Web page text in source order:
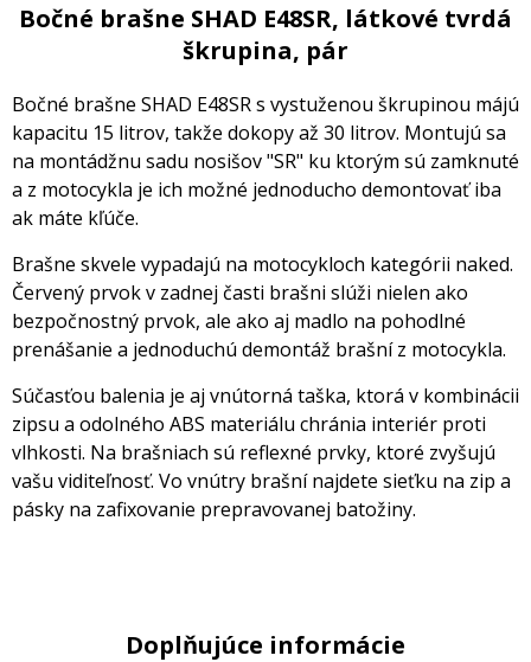
Bočné brašne SHAD E48SR, látkové tvrdá
škrupina, pár
Bočné brašne SHAD E48SR s vystuženou škrupinou májú
kapacitu 15 litrov, takže dokopy až 30 litrov. Montujú sa
na montádžnu sadu nosišov "SR" ku ktorým sú zamknuté
a z motocykla je ich možné jednoducho demontovať iba
ak máte kľúče.
Brašne skvele vypadajú na motocykloch kategórii naked.
Červený prvok v zadnej časti brašni slúži nielen ako
bezpočnostný prvok, ale ako aj madlo na pohodlné
prenášanie a jednoduchú demontáž brašní z motocykla.
Súčasťou balenia je aj vnútorná taška, ktorá v kombinácii
zipsu a odolného ABS materiálu chránia interiér proti
vlhkosti. Na brašniach sú reflexné prvky, ktoré zvyšujú
vašu viditeľnosť. Vo vnútry brašní najdete sieťku na zip a
pásky na zafixovanie prepravovanej batožiny.
Doplňujúce informácie